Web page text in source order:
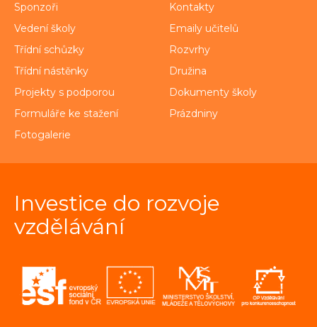
Sponzoři
Kontakty
Vedení školy
Emaily učitelů
Třídní schůzky
Rozvrhy
Třídní nástěnky
Družina
Projekty s podporou
Dokumenty školy
Formuláře ke stažení
Prázdniny
Fotogalerie
Investice do rozvoje
vzdělávání